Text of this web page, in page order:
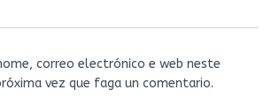
correo electrónico e web neste
vez que faga un comentario.